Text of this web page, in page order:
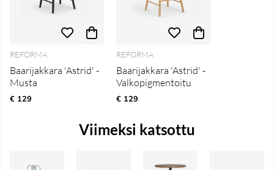
REFORMA
Baarijakkara 'Astrid' -
Musta
€ 129
REFORMA
Baarijakkara 'Astrid' -
Valkopigmentoitu
€ 129
Viimeksi katsottu